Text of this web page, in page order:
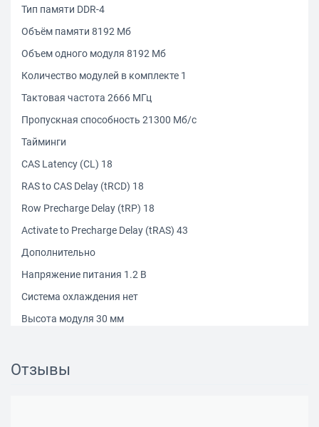
Тип памяти DDR-4
Объём памяти 8192 Мб
Объем одного модуля 8192 Мб
Количество модулей в комплекте 1
Тактовая частота 2666 МГц
Пропускная способность 21300 Мб/с
Тайминги
CAS Latency (CL) 18
RAS to CAS Delay (tRCD) 18
Row Precharge Delay (tRP) 18
Activate to Precharge Delay (tRAS) 43
Дополнительно
Напряжение питания 1.2 В
Система охлаждения нет
Высота модуля 30 мм
Отзывы